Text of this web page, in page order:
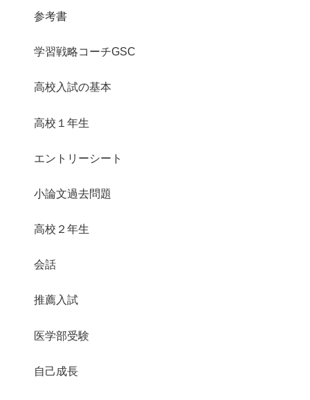
参考書
学習戦略コーチGSC
高校入試の基本
高校１年生
エントリーシート
小論文過去問題
高校２年生
会話
推薦入試
医学部受験
自己成長